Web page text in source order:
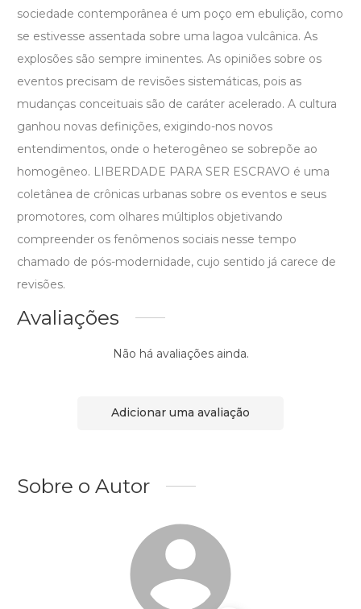
sociedade contemporânea é um poço em ebulição, como
se estivesse assentada sobre uma lagoa vulcânica. As
explosões são sempre iminentes. As opiniões sobre os
eventos precisam de revisões sistemáticas, pois as
mudanças conceituais são de caráter acelerado. A cultura
ganhou novas definições, exigindo-nos novos
entendimentos, onde o heterogêneo se sobrepõe ao
homogêneo. LIBERDADE PARA SER ESCRAVO é uma
coletânea de crônicas urbanas sobre os eventos e seus
promotores, com olhares múltiplos objetivando
compreender os fenômenos sociais nesse tempo
chamado de pós-modernidade, cujo sentido já carece de
revisões.
Avaliações
Não há avaliações ainda.
Adicionar uma avaliação
Sobre o Autor